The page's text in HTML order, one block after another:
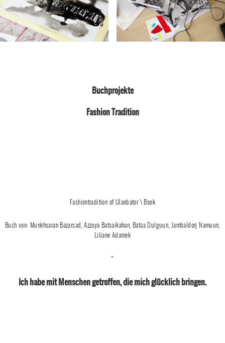
Buchprojekte
Fashion Tradition
Fashiontradition of Ulanbator \ Book
Buch von: Munkhsaran Bazarsad, Azzaya Batsaikahan, Bataa Dulguun, Jambaldorj Namuun,
Liliane Adamek
*
Ich habe mit Menschen getroffen, die mich glücklich bringen.